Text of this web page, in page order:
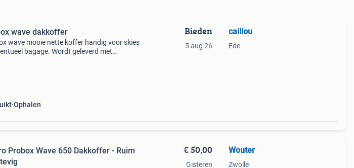
wave dakkoffer
wave mooie nette koffer handig voor skies
bagage. Wordt geleverd met
Ophalen
Bieden
5 aug 26
caillou
Ede
Probox Wave 650 Dakkoffer - Ruim
€ 50,00
Gisteren
Wouter
Zwolle